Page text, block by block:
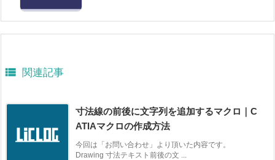
 関連記事
寸法線の前後に文字列を追加するマクロ｜C
ATIAマクロの作成方法
今回は「お問い合わせ」より頂いた内容です。
Drawing 寸法テキスト前後の文 ...